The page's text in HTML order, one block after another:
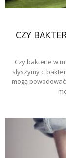
CZY
Czy bakterie w
słyszymy o
mogą